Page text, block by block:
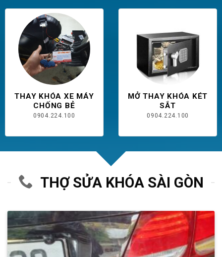
THAY KHÓA XE MÁY
CHỐNG BẺ
0904.224.100
MỞ THAY KHÓA KÉT
SẮT
0904.224.100
THỢ SỬA KHÓA SÀI GÒN